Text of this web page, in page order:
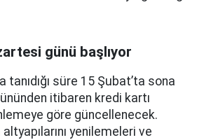
günü başlıyor
tanıdığı süre 15 Şubat’ta sona
itibaren kredi kartı
göre güncellenecek.
yenilemeleri ve